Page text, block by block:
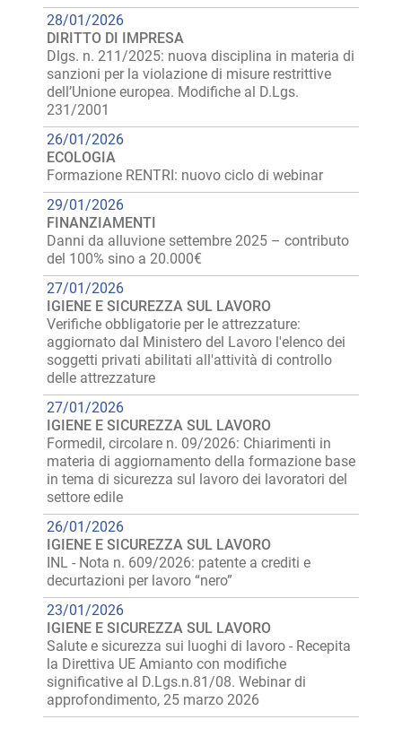
28/01/2026
DIRITTO DI IMPRESA
Dlgs. n. 211/2025: nuova disciplina in materia di
sanzioni per la violazione di misure restrittive
dell’Unione europea. Modifiche al D.Lgs.
231/2001
26/01/2026
ECOLOGIA
Formazione RENTRI: nuovo ciclo di webinar
29/01/2026
FINANZIAMENTI
Danni da alluvione settembre 2025 – contributo
del 100% sino a 20.000€
27/01/2026
IGIENE E SICUREZZA SUL LAVORO
Verifiche obbligatorie per le attrezzature:
aggiornato dal Ministero del Lavoro l'elenco dei
soggetti privati abilitati all'attività di controllo
delle attrezzature
27/01/2026
IGIENE E SICUREZZA SUL LAVORO
Formedil, circolare n. 09/2026: Chiarimenti in
materia di aggiornamento della formazione base
in tema di sicurezza sul lavoro dei lavoratori del
settore edile
26/01/2026
IGIENE E SICUREZZA SUL LAVORO
INL - Nota n. 609/2026: patente a crediti e
decurtazioni per lavoro “nero”
23/01/2026
IGIENE E SICUREZZA SUL LAVORO
Salute e sicurezza sui luoghi di lavoro - Recepita
la Direttiva UE Amianto con modifiche
significative al D.Lgs.n.81/08. Webinar di
approfondimento, 25 marzo 2026